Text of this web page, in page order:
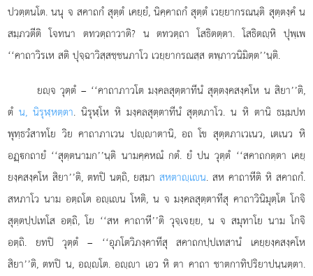
ปวตฺตนโต. นนุ จ สคาถกํ สุตฺตํ เคยฺยํ, นิคฺคาถกํ สุตฺตํ เวยฺยากรณนฺติ สุตฺตงฺคํ น
สมฺภวตีติ โจทนา ตทวตฺถาวาติ? น ตทวตฺถา โสธิตตฺตา. โสธิตฺหิ ปุพฺเพ
‘‘คาถาวิรเห สติ ปุจฺฉาวิสฺสชฺชนภาโว เวยฺยากรณสฺส ตพฺภาวนิมิตฺต’’นฺติ.
ยฺจ วุตฺตํ – ‘‘คาถาภาวโต มงฺคลสุตฺตาทีนํ สุตฺตงฺคสงฺคโห น สิยา’’ติ,
ตํน, นิรุฬฺหตฺตา. นิรุฬฺโห หิ มงฺคลสุตฺตาทีนํ สุตฺตภาโว. น หิ ตานิ ธมฺมปท
พุทฺธวํสาทโย วิย คาถาภาเวน ปฺาตานิ, อถ โข สุตฺตภาเวเนว, เตเนว หิ
อฏฺกถายํ ‘‘สุตฺตนามก’’นฺติ นามคฺคหณํ กตํ. ยํ ปน วุตฺตํ ‘‘สคาถกตฺตา เคยฺ
ยงฺคสงฺคโห สิยา’’ติ, ตทปิ นตฺถิ, ยสฺมา สหตาฺเน. สห คาถาหีติ หิ สคาถกํ.
สหภาโว นาม อตฺถโต อฺเน โหติ, น จ มงฺคลสุตฺตาทีสุ คาถาวินิมุตฺโต โกจิ
สุตฺตปฺปเทโส อตฺถิ, โย ‘‘สห คาถาหี’’ติ วุจฺเจยฺย, น จ สมุทาโย นาม โกจิ
อตฺถิ. ยทปิ วุตฺตํ – ‘‘อุภโตวิภงฺคาทีสุ สคาถกปฺปเทสานํ เคยฺยงฺคสงฺคโห
สิยา’’ติ, ตทปิ น, อฺโต. อฺา เอว หิ ตา คาถา ชาตกาทิปริยาปนฺนตฺตา.